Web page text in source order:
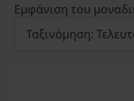
Εμφάνιση του